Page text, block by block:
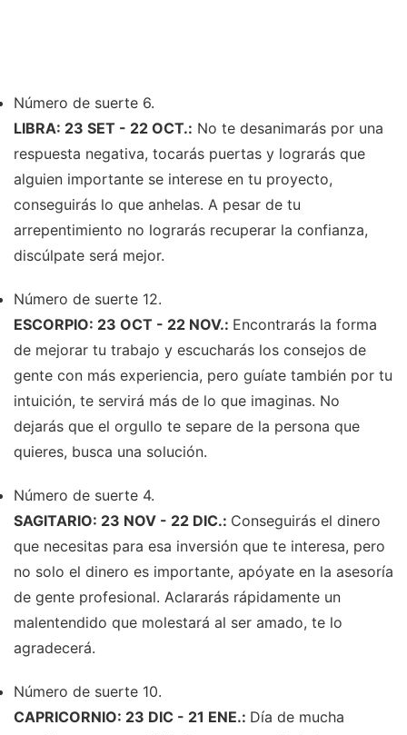
Número de suerte 6.
LIBRA: 23 SET - 22 OCT.: No te desanimarás por una
respuesta negativa, tocarás puertas y lograrás que
alguien importante se interese en tu proyecto,
conseguirás lo que anhelas. A pesar de tu
arrepentimiento no lograrás recuperar la confianza,
discúlpate será mejor.
Número de suerte 12.
ESCORPIO: 23 OCT - 22 NOV.: Encontrarás la forma
de mejorar tu trabajo y escucharás los consejos de
gente con más experiencia, pero guíate también por tu
intuición, te servirá más de lo que imaginas. No
dejarás que el orgullo te separe de la persona que
quieres, busca una solución.
Número de suerte 4.
SAGITARIO: 23 NOV - 22 DIC.: Conseguirás el dinero
que necesitas para esa inversión que te interesa, pero
no solo el dinero es importante, apóyate en la asesoría
de gente profesional. Aclararás rápidamente un
malentendido que molestará al ser amado, te lo
agradecerá.
Número de suerte 10.
CAPRICORNIO: 23 DIC - 21 ENE.: Día de mucha